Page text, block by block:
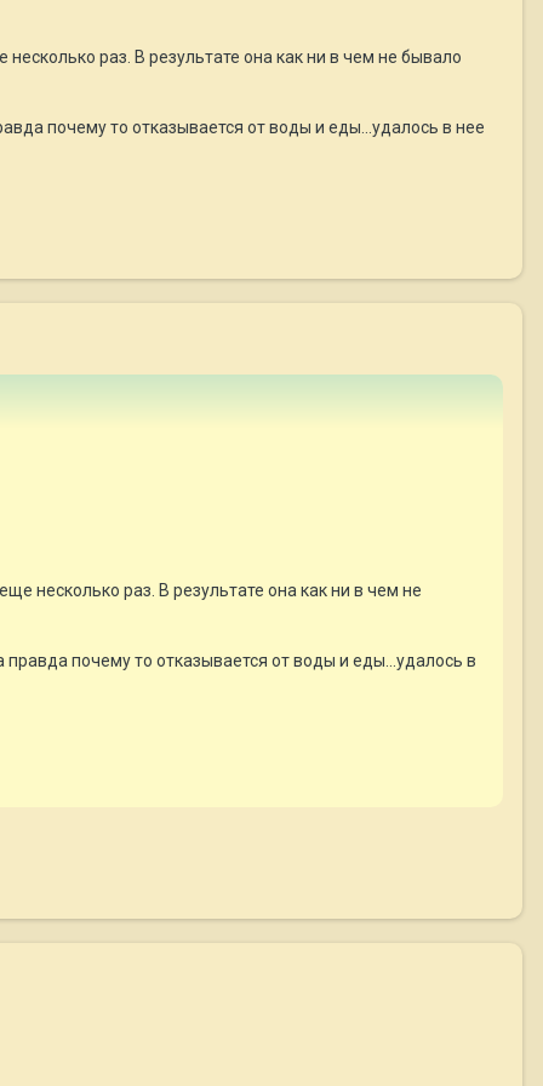
раз. В результате она как ни в чем не бывало
почему то отказывается от воды и еды...удалось в нее
несколько раз. В результате она как ни в чем не
почему то отказывается от воды и еды...удалось в